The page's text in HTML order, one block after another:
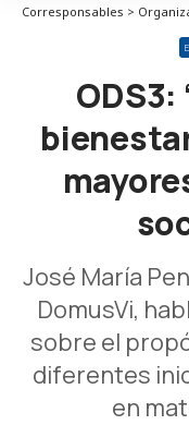
ODS3:
José María
DomusVi,
sobre el
diferentes
en